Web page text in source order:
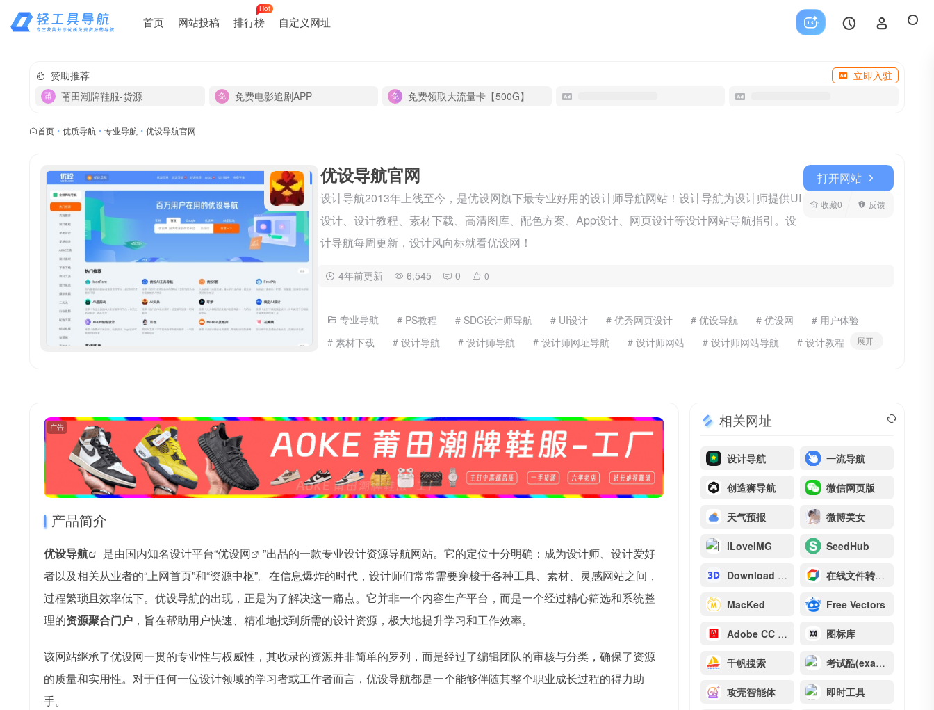
首页 网站投稿 排行榜
Hot
自定义网址
赞助推荐
立即入驻
莆田潮牌鞋服-货源
免费电影追剧APP 免费领取大流量卡【500G】
首页 • 优质导航 • 专业导航 • 优设导航官网
优设导航官网
设计导航2013年上线至今，是优设网旗下最专业好用的设计师导航网站！设计导航为设计师提供UI
设计、设计教程、素材下载、高清图库、配色方案、App设计、网页设计等设计网站导航指引。设
计导航每周更新，设计风向标就看优设网！
打开网站
收藏0 反馈
4年前更新 6,545 0 0
专业导航 # PS教程 # SDC设计师导航 # UI设计 # 优秀网页设计 # 优设导航 # 优设网
# 用户体验
# 素材下载
# 设计导航 # 设计师导航 # 设计师网址导航 # 设计师网站 # 设计师网站导航
# 设计教程
展开
广告
产品简介
优设导航 是由国内知名设计平台“优设网
”出品的一款专业设计资源导航网站。它的定位十分明确：成为设计师、设计爱好
者以及相关从业者的“上网首页”和“资源中枢”。在信息爆炸的时代，设计师们常常需要穿梭于各种工具、素材、灵感网站之间，
过程繁琐且效率低下。优设导航的出现，正是为了解决这一痛点。它并非一个内容生产平台，而是一个经过精心筛选和系统整
理的资源聚合门户 ，旨在帮助用户快速、精准地找到所需的设计资源，极大地提升学习和工作效率。
该网站继承了优设网一贯的专业性与权威性，其收录的资源并非简单的罗列，而是经过了编辑团队的审核与分类，确保了资源
的质量和实用性。对于任何一位设计领域的学习者或工作者而言，优设导航都是一个能够伴随其整个职业成长过程的得力助
手。
相关网址
设计导航 一流导航
创造狮导航 微信网页版
天气预报 微博美女
iLoveIMG SeedHub
Download free 3D icon 在线文件转换器
MacKed Free Vectors
Adobe CC 2022 图标库
千帆搜索 考试酷(examcoo)
攻壳智能体 即时工具